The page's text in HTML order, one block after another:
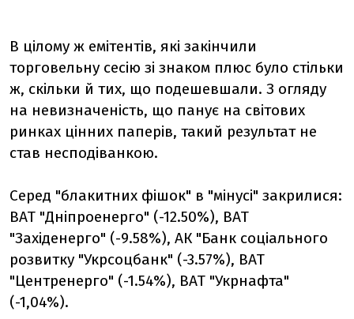
В цілому ж емітентів, які закінчили
торговельну сесію зі знаком плюс було стільки
ж, скільки й тих, що подешевшали. З огляду
на невизначеність, що панує на світових
ринках цінних паперів, такий результат не
став несподіванкою.
Серед "блакитних фішок" в "мінусі" закрилися:
ВАТ "Дніпроенерго" (-12.50%), ВАТ
"Західенерго" (-9.58%), АК "Банк соціального
розвитку "Укрсоцбанк" (-3.57%), ВАТ
"Центренерго" (-1.54%), ВАТ "Укрнафта"
(-1,04%).